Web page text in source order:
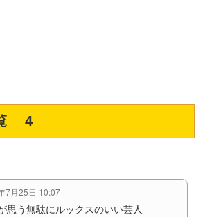
覧 4
7月25日 10:07
思う無駄にルックスのいい芸人